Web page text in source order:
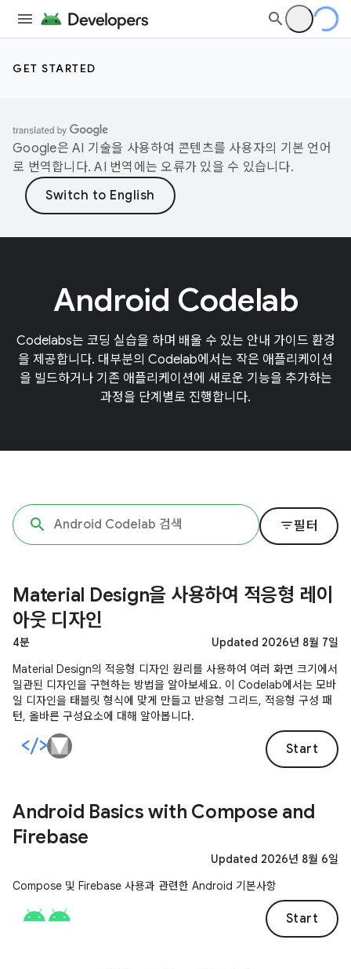
GET STARTED
Google은 AI 기술을 사용하여 콘텐츠를 사용자의 기본 언어
로 번역합니다. AI 번역에는 오류가 있을 수 있습니다.
Android Codelab
Codelabs는 코딩 실습을 하며 배울 수 있는 안내 가이드 환경
을 제공합니다. 대부분의 Codelab에서는 작은 애플리케이션
을 빌드하거나 기존 애플리케이션에 새로운 기능을 추가하는
과정을 단계별로 진행합니다.
filter_list필터
Material Design을 사용하여 적응형 레이
아웃 디자인
4분
Updated 2026년 8월 7일
Material Design의 적응형 디자인 원리를 사용하여 여러 화면 크기에서
일관된 디자인을 구현하는 방법을 알아보세요. 이 Codelab에서는 모바
일 디자인을 태블릿 형식에 맞게 만들고 반응형 그리드, 적응형 구성 패
턴, 올바른 구성요소에 대해 알아봅니다.
Start
Android Basics with Compose and
Firebase
Updated 2026년 8월 6일
Compose 및 Firebase 사용과 관련한 Android 기본사항
Start